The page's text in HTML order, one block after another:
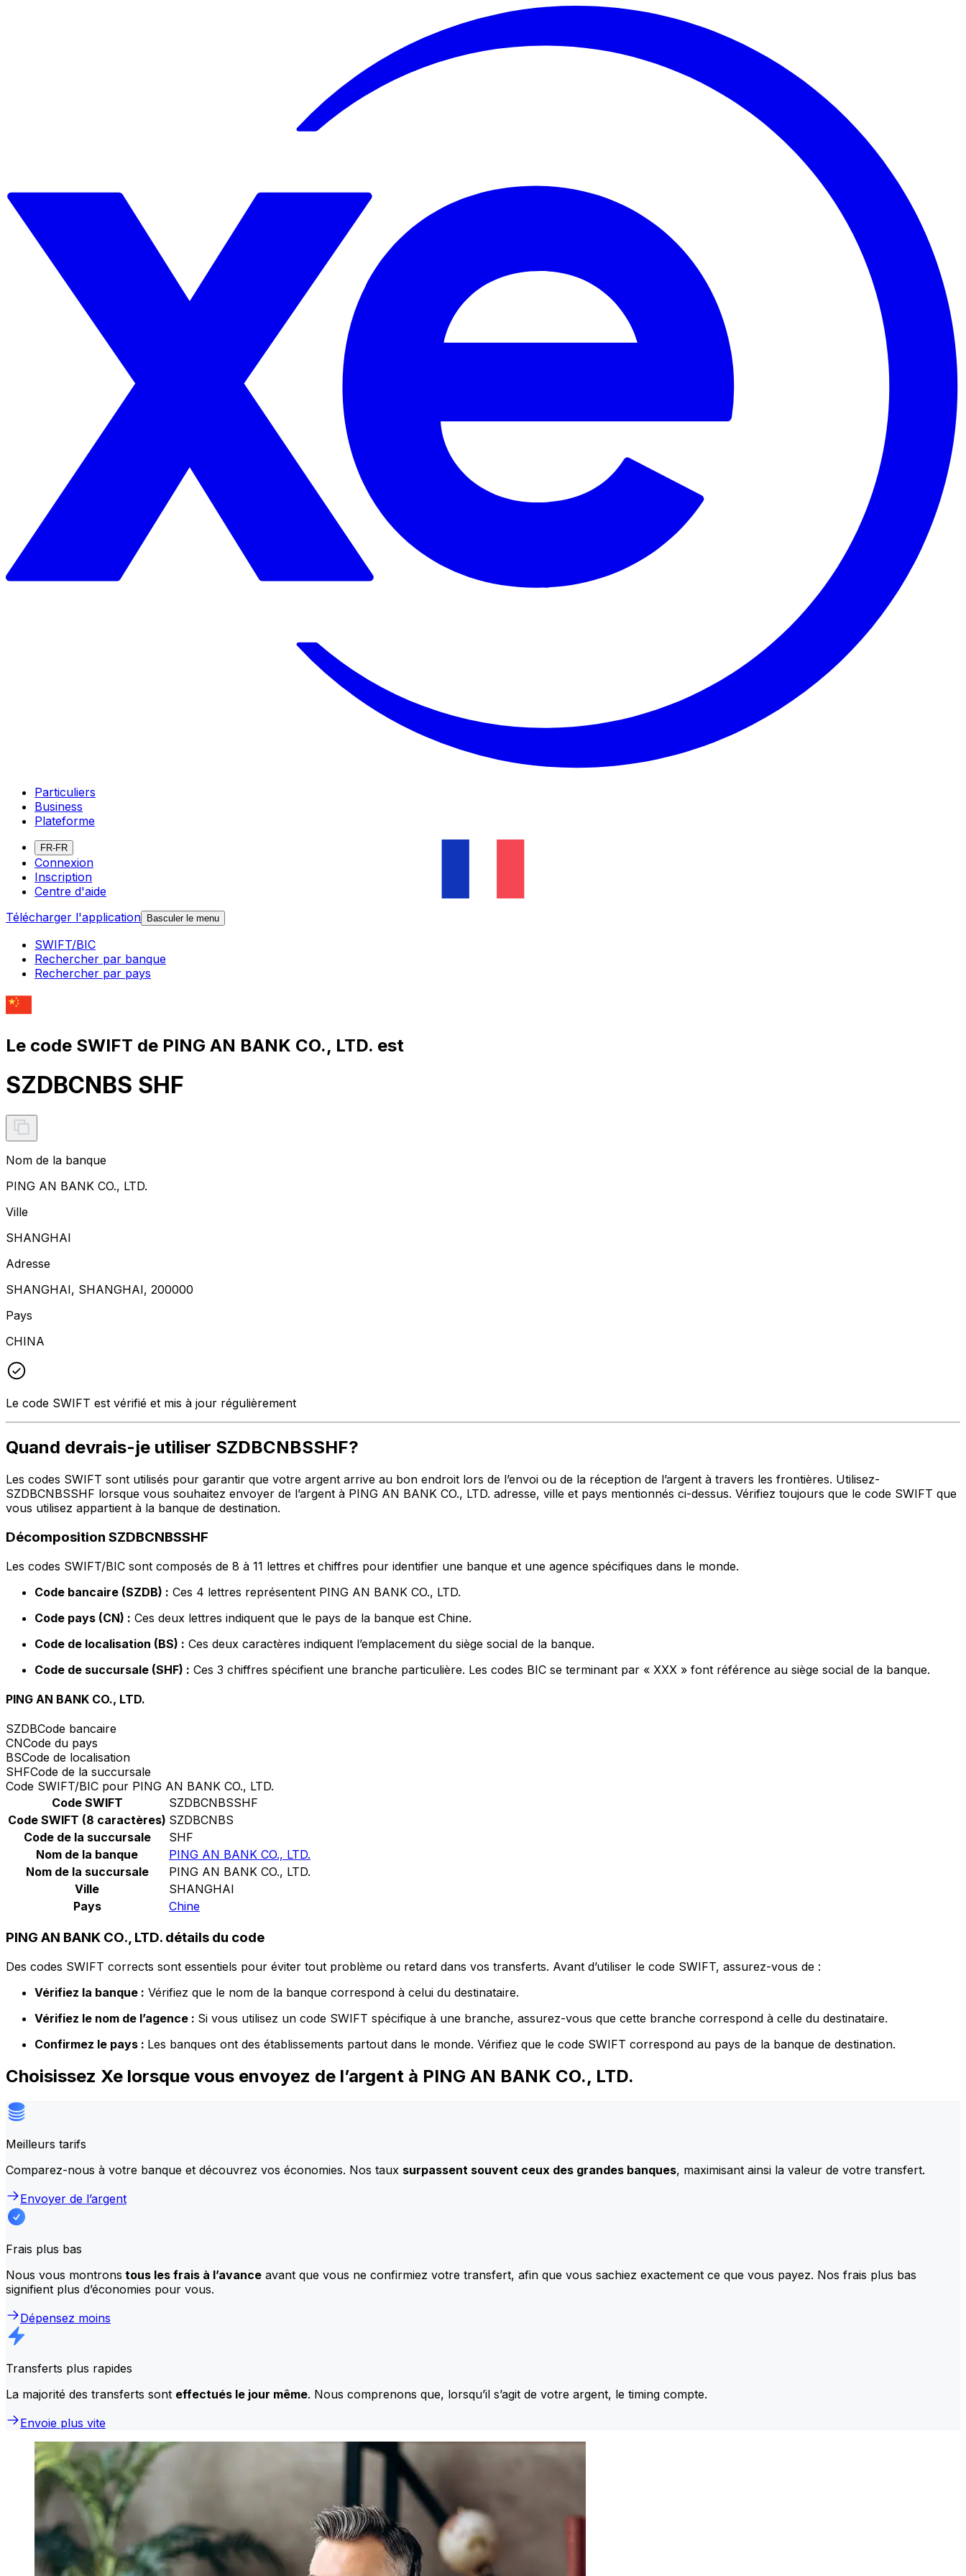
Particuliers
Business
Plateforme
FR-FR
Connexion
Inscription
Centre d'aide
Télécharger l'application Basculer le menu
SWIFT/BIC
Rechercher par banque
Rechercher par pays
Le code SWIFT de PING AN BANK CO., LTD. est
SZDBCNBS SHF
Nom de la banque
PING AN BANK CO., LTD.
Ville
SHANGHAI
Adresse
SHANGHAI, SHANGHAI, 200000
Pays
CHINA
Le code SWIFT est vérifié et mis à jour régulièrement
Quand devrais-je utiliser SZDBCNBSSHF?
Les codes SWIFT sont utilisés pour garantir que votre argent arrive au bon endroit lors de l’envoi ou de la réception de l’argent à travers les frontières. Utilisez-
SZDBCNBSSHF lorsque vous souhaitez envoyer de l’argent à PING AN BANK CO., LTD. adresse, ville et pays mentionnés ci-dessus. Vérifiez toujours que le code SWIFT que
vous utilisez appartient à la banque de destination.
Décomposition SZDBCNBSSHF
Les codes SWIFT/BIC sont composés de 8 à 11 lettres et chiffres pour identifier une banque et une agence spécifiques dans le monde.
Code bancaire (SZDB) : Ces 4 lettres représentent PING AN BANK CO., LTD.
Code pays (CN) : Ces deux lettres indiquent que le pays de la banque est Chine.
Code de localisation (BS) : Ces deux caractères indiquent l’emplacement du siège social de la banque.
Code de succursale (SHF) : Ces 3 chiffres spécifient une branche particulière. Les codes BIC se terminant par « XXX » font référence au siège social de la banque.
PING AN BANK CO., LTD.
SZDBCode bancaire
CNCode du pays
BSCode de localisation
SHFCode de la succursale
Code SWIFT/BIC pour PING AN BANK CO., LTD.
Code SWIFT
SZDBCNBSSHF
Code SWIFT (8 caractères) SZDBCNBS
Code de la succursale
SHF
Nom de la banque
PING AN BANK CO., LTD.
Nom de la succursale
PING AN BANK CO., LTD.
Ville
SHANGHAI
Pays
Chine
PING AN BANK CO., LTD. détails du code
Des codes SWIFT corrects sont essentiels pour éviter tout problème ou retard dans vos transferts. Avant d’utiliser le code SWIFT, assurez-vous de :
Vérifiez la banque : Vérifiez que le nom de la banque correspond à celui du destinataire.
Vérifiez le nom de l’agence : Si vous utilisez un code SWIFT spécifique à une branche, assurez-vous que cette branche correspond à celle du destinataire.
Confirmez le pays : Les banques ont des établissements partout dans le monde. Vérifiez que le code SWIFT correspond au pays de la banque de destination.
Choisissez Xe lorsque vous envoyez de l’argent à PING AN BANK CO., LTD.
Meilleurs tarifs
Comparez-nous à votre banque et découvrez vos économies. Nos taux surpassent souvent ceux des grandes banques, maximisant ainsi la valeur de votre transfert.
Envoyer de l’argent
Frais plus bas
Nous vous montrons tous les frais à l’avance avant que vous ne confirmiez votre transfert, afin que vous sachiez exactement ce que vous payez. Nos frais plus bas
signifient plus d’économies pour vous.
Dépensez moins
Transferts plus rapides
La majorité des transferts sont effectués le jour même. Nous comprenons que, lorsqu’il s’agit de votre argent, le timing compte.
Envoie plus vite